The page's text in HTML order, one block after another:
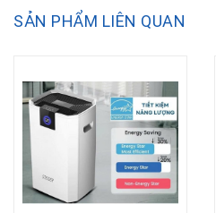
SẢN PHẨM LIÊN QUAN